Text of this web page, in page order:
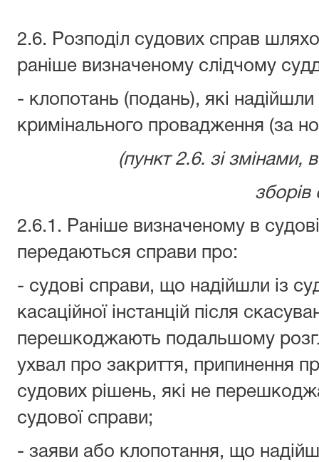
2.6. Розподіл судових справ
раніше визначеному слідчому
- клопотань (подань), які
кримінального провадження (за
(пункт 2.6. зі змінами,
зборів
2.6.1. Раніше визначеному в
передаються справи про:
- судові справи, що надійшли із
касаційної інстанцій після
перешкоджають подальшому
ухвал про закриття, припинення
судових рішень, які не
судової справи;
- заяви або клопотання, що